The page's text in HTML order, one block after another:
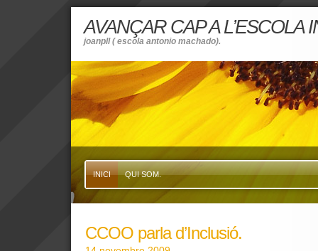
AVANÇAR CAP A L’ESCOLA
joanpll ( escola antonio machado).
INICI QUI SOM.
CCOO parla d’Inclusió.